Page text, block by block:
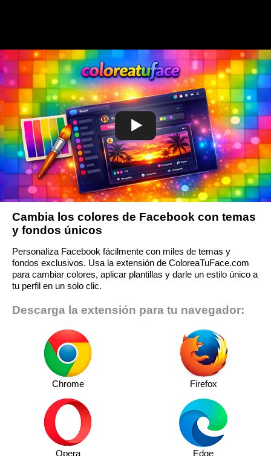
Cambia los colores de Facebook con temas
y fondos únicos
Personaliza Facebook fácilmente con miles de temas y
fondos exclusivos. Usa la extensión de ColoreaTuFace.com
para cambiar colores, aplicar plantillas y darle un estilo único a
tu perfil en un solo clic.
Descarga la extensión para tu navegador:
Chrome Firefox
Opera Edge